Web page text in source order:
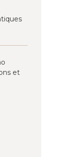
et